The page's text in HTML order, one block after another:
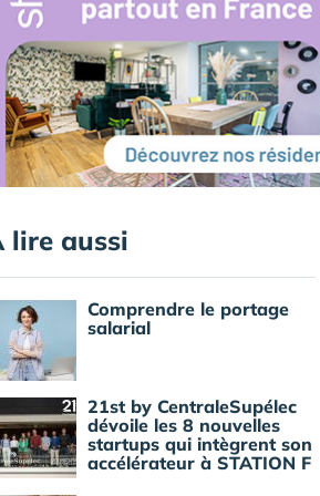
lire aussi
Comprendre le portage
salarial
21st by CentraleSupélec
dévoile les 8 nouvelles
startups qui intègrent son
accélérateur à STATION F